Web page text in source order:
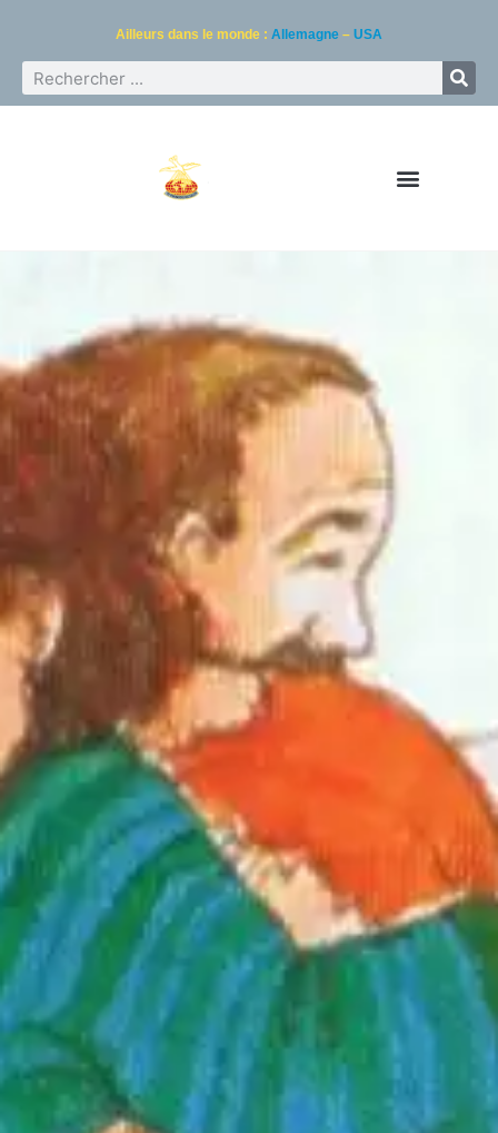
Ailleurs dans le monde : Allemagne – USA